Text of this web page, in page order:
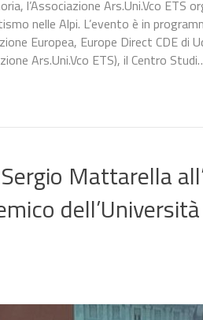
l’Associazione Ars.Uni.Vco ETS
nelle Alpi. L’evento è in
Europea, Europe Direct CDE di
Ars.Uni.Vco ETS), il Centro
Mattarella